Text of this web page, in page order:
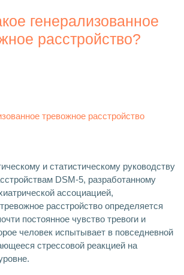
генерализованное
расстройство?
и статистическому руководству
DSM-5, разработанному
ассоциацией,
расстройство определяется
постоянное чувство тревоги и
человек испытывает в повседневной
стрессовой реакцией на